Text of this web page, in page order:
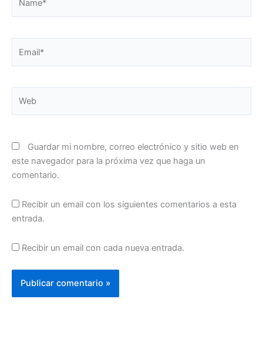
Guardar mi nombre, correo electrónico y sitio web en
este navegador para la próxima vez que haga un
comentario.
Recibir un email con los siguientes comentarios a esta
entrada.
Recibir un email con cada nueva entrada.